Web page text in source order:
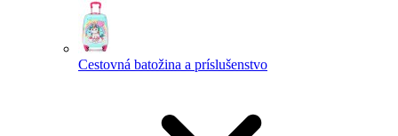
Cestovná batožina a príslušenstvo